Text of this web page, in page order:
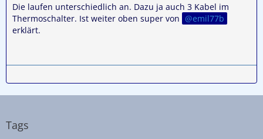
Die laufen unterschiedlich an. Dazu ja auch 3 Kabel im
Thermoschalter. Ist weiter oben super von
emil77b
erklärt.
Tags